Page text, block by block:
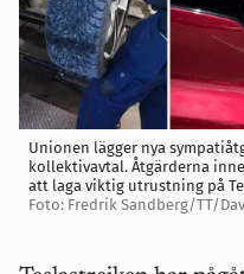
Unionen lägger nya
kollektivavtal. Åtgärderna
att laga viktig utrustning på
Foto: Fredrik Sandberg/TT/